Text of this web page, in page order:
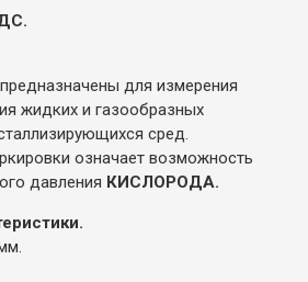
для измерения
жидких и газообразных
сред.
означает возможность
давления КИСЛОРОДА.